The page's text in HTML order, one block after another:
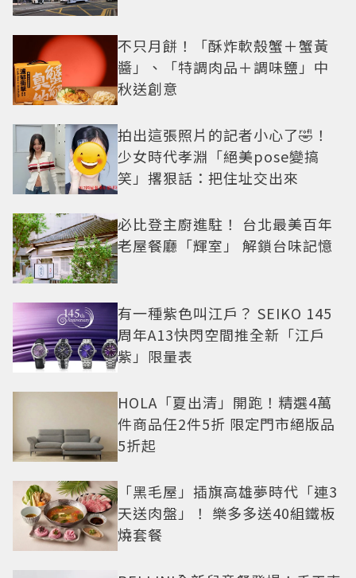
不只月餅！「酥炸軟殼蟹＋蟹黃
醬」、「特調肉品＋調味鹽」中
秋送創意
拍出這張照片的記者小心了🤣！
少女時代孝淵「絕美pose變搞
笑」撂狠話：把住址交出來
必比登主廚進駐！ 台北最美百年
老屋餐廳「輝室」 解鎖台味記憶
有一種紫色叫江戶？ SEIKO 145
周年A13快閃空間推全新「江戶
紫」限量表
HOLA「夏出清」開跑！精選4萬
件商品任2件5折 限定門市絕版品
5折起
「黑毛屋」插旗高雄夢時代「連3
天送肉盤」！ 樂多多送40組鐵板
燒套餐